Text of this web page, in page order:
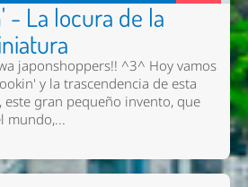
- La locura de la
japonshoppers!! ^3^ Hoy vamos
y la trascendencia de esta
gran pequeño invento, que
mundo,...